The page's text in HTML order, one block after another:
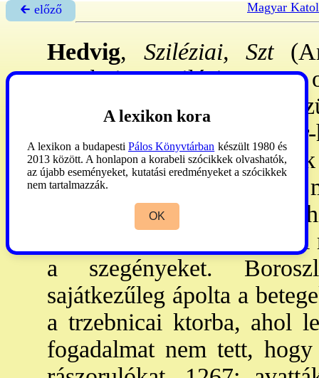
🡰 előző Magyar
Hedvig, Sziléziai, Szt
Trzebnica, Szilézia,
bencés apácák nevelték.
m.
hez adták feleségül.
a legjobb társa, 1202:
apácaktort, hogy az
otthona legyen.
a szegényeket.
sajátkezűleg ápolta a
a trzebnicai ktorba, ahol
fogadalmat nem tett,
A lexikon kora
A lexikon a budapesti Pálos Könyvtárban készült 1980 és
2013 között. A honlapon a korabeli szócikkek olvashatók,
az újabb eseményeket, kutatási eredményeket a szócikkek
nem tartalmazzák.
OK